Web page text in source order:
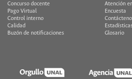
Concurso docente
Pago Virtual
Control interno
Calidad
Buzón de notificaciones
Atención
Encuesta
Glosario